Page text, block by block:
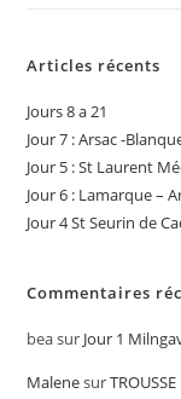
Articles récents
Jours 8 a 21
Jour 7 : Arsac -
Jour 5 : St Laurent
Jour 6 : Lamarque –
Jour 4 St Seurin de
Commentaires
beasur Jour 1
Malenesur